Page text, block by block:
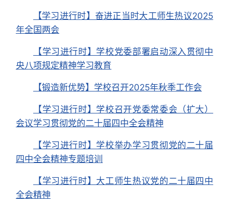
【学习进行时】奋进正当时大工师生热议2025
年全国两会
【学习进行时】学校党委部署启动深入贯彻中
央八项规定精神学习教育
【锻造新优势】学校召开2025年秋季工作会
【学习进行时】学校召开党委常委会（扩大）
会议学习贯彻党的二十届四中全会精神
【学习进行时】学校举办学习贯彻党的二十届
四中全会精神专题培训
【学习进行时】大工师生热议党的二十届四中
全会精神